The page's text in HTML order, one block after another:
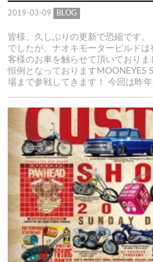
2019-03-09 BLOG
皆様、久しぶりの更新で恐縮です
でしたが、ナオキモータービルド
客様のお車を触らせて頂いており
恒例となっておりますMOONEYES
場まで参戦してきます！ 今回は昨